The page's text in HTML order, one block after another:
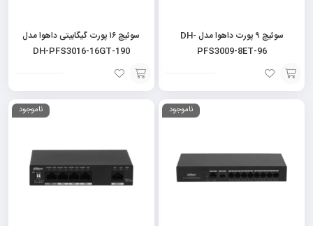
سوئیچ ۹ پورت داهوا مدل DH-
PFS3009-8ET-96
افزودن
سوئیچ ۱۶ پورت گیگابیتی داهوا مدل
DH-PFS3016-16GT-190
افزودن
ناموجود ناموجود